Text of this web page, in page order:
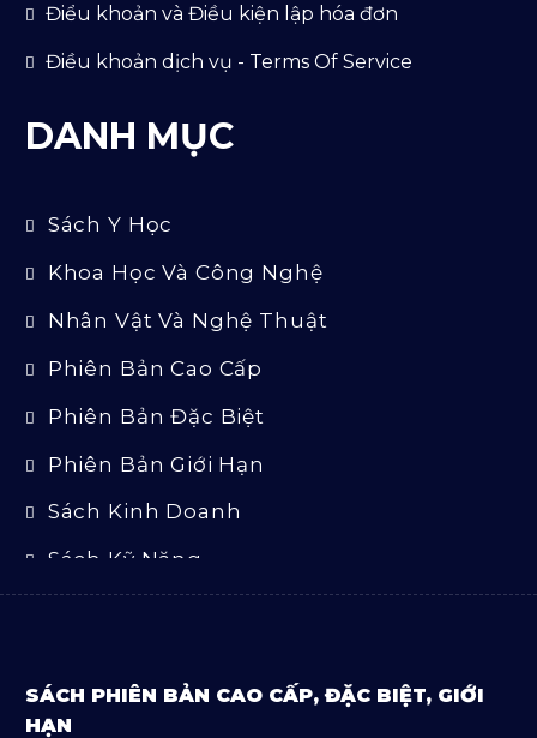
Điểu khoản và Điều kiện lập hóa đơn
Điều khoản dịch vụ - Terms Of Service
DANH MỤC
Sách Y Học
Khoa Học Và Công Nghệ
Nhân Vật Và Nghệ Thuật
Phiên Bản Cao Cấp
Phiên Bản Đặc Biệt
Phiên Bản Giới Hạn
Sách Kinh Doanh
Sách Kỹ Năng
Sách Tôn Giáo
SÁCH PHIÊN BẢN CAO CẤP, ĐẶC BIỆT, GIỚI
HẠN